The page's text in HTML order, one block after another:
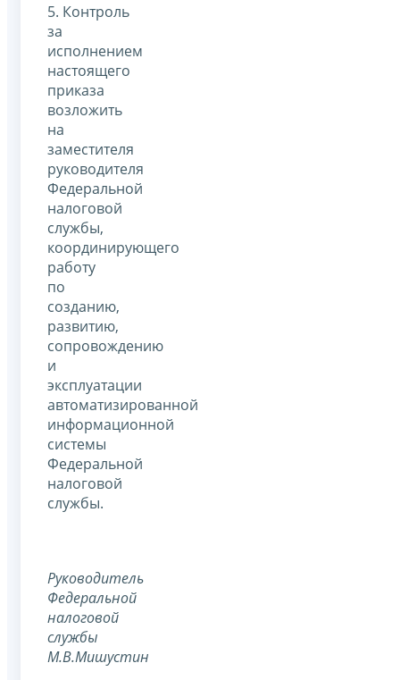
5. Контроль
за
исполнением
настоящего
приказа
возложить
на
заместителя
руководителя
Федеральной
налоговой
службы,
координирующего
работу
по
созданию,
развитию,
сопровождению
и
эксплуатации
автоматизированной
информационной
системы
Федеральной
налоговой
службы.
Руководитель
Федеральной
налоговой
службы
М.В.Мишустин